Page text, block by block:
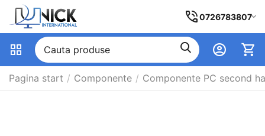
0726783807
Pagina start / Componente / Componente PC second